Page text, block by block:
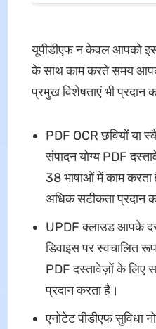
यूपीडीएफ न केवल आपको
के साथ काम करते समय
प्रमुख विशेषताएं भी प्रदान
PDF OCR छवियों या
संपादन योग्य PDF
38 भाषाओं में काम
अधिक सटीकता प्रदान
UPDF क्लाउड आपके
डिवाइस पर स्वचालित
PDF दस्तावेज़ों के लिए
प्रदान करता है।
एनोटेट पीडीएफ